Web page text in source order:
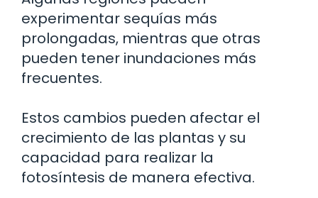
experimentar sequías más
prolongadas, mientras que otras
pueden tener inundaciones más
frecuentes.
Estos cambios pueden afectar el
crecimiento de las plantas y su
capacidad para realizar la
fotosíntesis de manera efectiva.